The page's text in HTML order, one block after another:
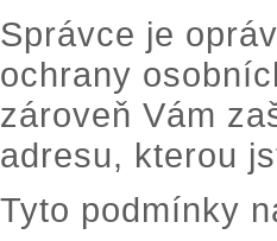
Správce je
ochrany
zároveň Vám
adresu, kterou
Tyto podmínky